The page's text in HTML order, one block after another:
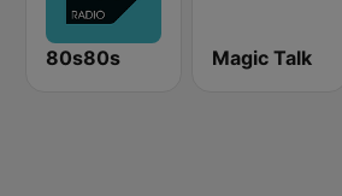
80s80s Magic Talk